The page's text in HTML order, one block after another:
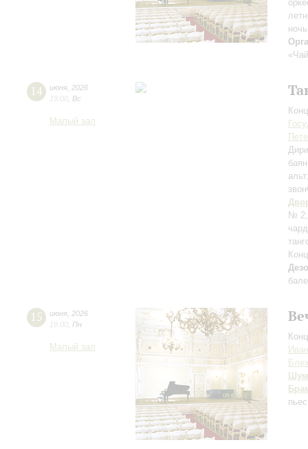
14 июня 2026
19:00 Вс
Малый зал
№
15 июня 2026
19:00 Пн
Малый зал